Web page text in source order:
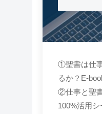
①聖書は仕
るか？E-
②仕事と聖
100%活用シ